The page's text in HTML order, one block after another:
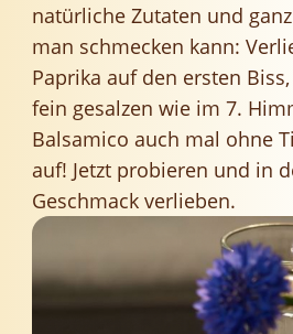
natürliche Zutaten und
man schmecken kann:
Paprika auf den ersten
fein gesalzen wie im 7.
Balsamico auch mal ohne
auf! Jetzt probieren und in
Geschmack verlieben.